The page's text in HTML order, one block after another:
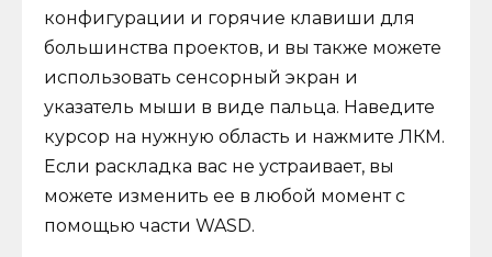
конфигурации и горячие клавиши для
большинства проектов, и вы также можете
использовать сенсорный экран и
указатель мыши в виде пальца. Наведите
курсор на нужную область и нажмите ЛКМ.
Если раскладка вас не устраивает, вы
можете изменить ее в любой момент с
помощью части WASD.